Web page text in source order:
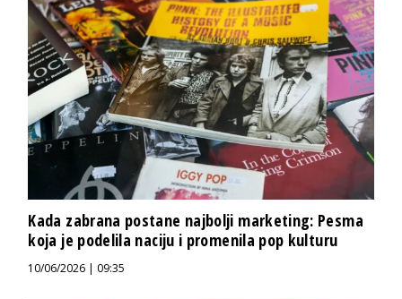
Kada zabrana postane najbolji marketing: Pesma
koja je podelila naciju i promenila pop kulturu
10/06/2026 | 09:35